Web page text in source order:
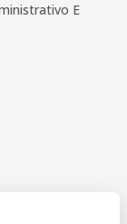
E